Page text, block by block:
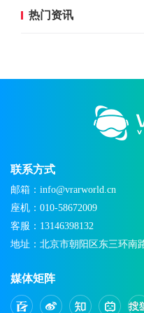
热门资讯
联系方式
邮箱：info@vrarworld.cn
座机：010-58672009
客服：13146398132
地址：北京市朝阳区东三环南
媒体矩阵